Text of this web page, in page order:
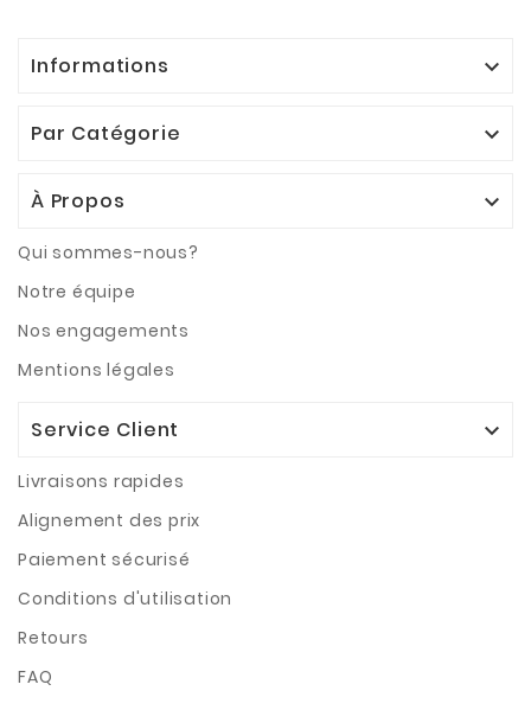
Informations 
Par Catégorie 
À Propos 
Qui sommes-nous?
Notre équipe
Nos engagements
Mentions légales
Service Client 
Livraisons rapides
Alignement des prix
Paiement sécurisé
Conditions d'utilisation
Retours
FAQ